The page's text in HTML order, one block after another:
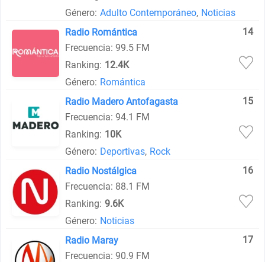
Género: Adulto Contemporáneo, Noticias
Radio Romántica
14
Frecuencia: 99.5 FM
Ranking: 12.4K
Género: Romántica
Radio Madero Antofagasta
15
Frecuencia: 94.1 FM
Ranking: 10K
Género: Deportivas, Rock
Radio Nostálgica
16
Frecuencia: 88.1 FM
Ranking: 9.6K
Género: Noticias
Radio Maray
17
Frecuencia: 90.9 FM